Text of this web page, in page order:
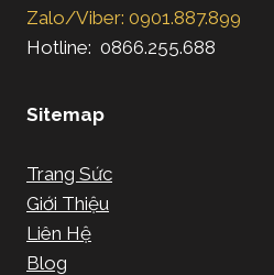
Zalo/Viber: 0901.887.899
Hotline: 0866.255.688
Sitemap
Trang Sức
Giới Thiệu
Liên Hệ
Blog